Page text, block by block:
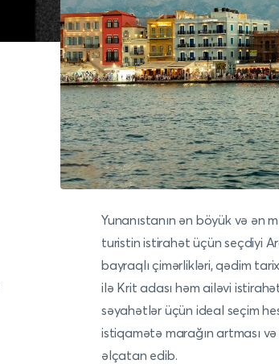
Yunanıstanın ən böyük və ən
turistin istirahət üçün seçdiyi
bayraqlı çimərlikləri, qədim
ilə Krit adası həm ailəvi
səyahətlər üçün ideal seçim
istiqamətə marağın artması
əlçatan edib.